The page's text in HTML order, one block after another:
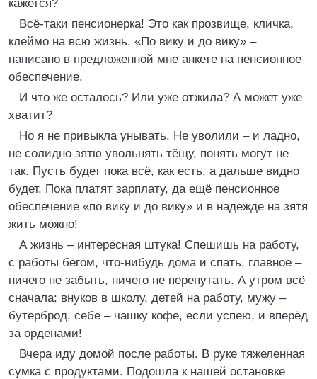
кажется?
Всё-таки пенсионерка! Это как прозвище, кличка,
клеймо на всю жизнь. «По вику и до вику» –
написано в предложенной мне анкете на пенсионное
обеспечение.
И что же осталось? Или уже отжила? А может уже
хватит?
Но я не привыкла унывать. Не уволили – и ладно,
не солидно зятю увольнять тёщу, понять могут не
так. Пусть будет пока всё, как есть, а дальше видно
будет. Пока платят зарплату, да ещё пенсионное
обеспечение «по вику и до вику» и в надежде на зятя
жить можно!
А жизнь – интересная штука! Спешишь на работу,
с работы бегом, что-нибудь дома и спать, главное –
ничего не забыть, ничего не перепутать. А утром всё
сначала: внуков в школу, детей на работу, мужу –
бутерброд, себе – чашку кофе, если успею, и вперёд
за орденами!
Вчера иду домой после работы. В руке тяжеленная
сумка с продуктами. Подошла к нашей остановке